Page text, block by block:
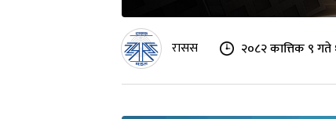
रासस २०८२ कात्तिक ९ गते